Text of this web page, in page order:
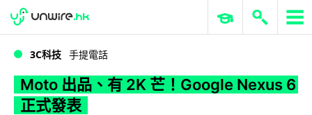
WWDC 2026 ERP 與商業 AI
3C科技 手提電話
Moto 出品、有 2K 芒！Google Nexus 6
正式發表